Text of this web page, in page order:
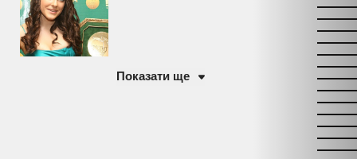
Показати ще